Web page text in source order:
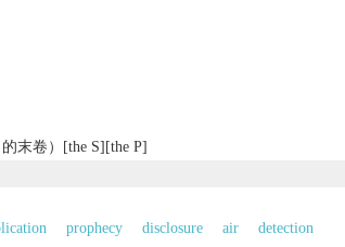
末卷）[the S][the P]
prophecy disclosure air
detection